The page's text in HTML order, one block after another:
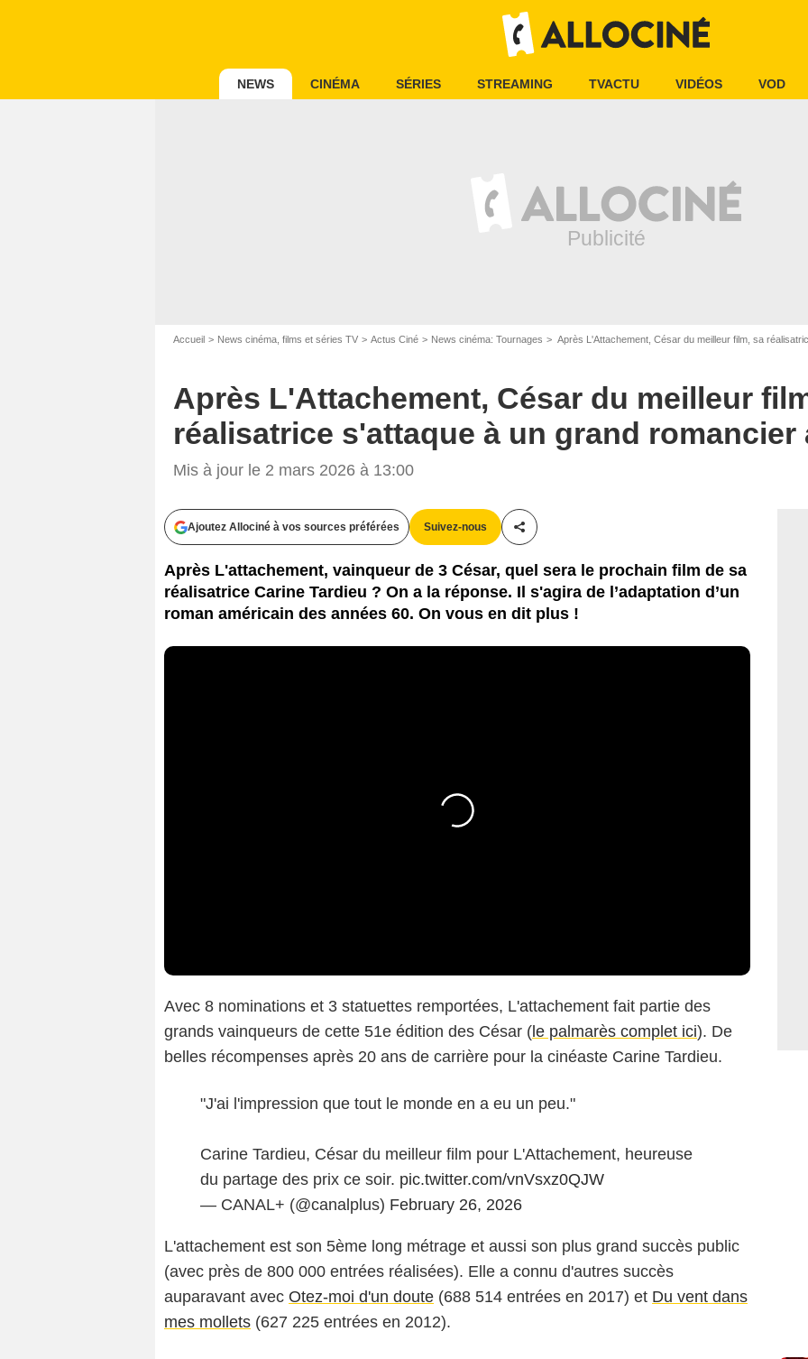
NEWS CINÉMA SÉRIES STREAMING TVACTU VIDÉOS VOD
Accueil News cinéma, films et séries TV Actus Ciné News cinéma: Tournages Après L'Attachement, César du meilleur film, sa
Après L'Attachement, César du meilleur
réalisatrice s'attaque à un grand romancier
Mis à jour le 2 mars 2026 à 13:00
Ajoutez Allociné à vos sources préférées Suivez-nous
Partager cet article
Après L'attachement, vainqueur de 3 César, quel sera le prochain film de sa
réalisatrice Carine Tardieu ? On a la réponse. Il s'agira de l’adaptation d’un
roman américain des années 60. On vous en dit plus !
Avec 8 nominations et 3 statuettes remportées, L'attachement fait partie des
grands vainqueurs de cette 51e édition des César ( le palmarès complet ici). De
belles récompenses après 20 ans de carrière pour la cinéaste Carine Tardieu.
"J'ai l'impression que tout le monde en a eu un peu."
Carine Tardieu, César du meilleur film pour L'Attachement, heureuse
du partage des prix ce soir. pic.twitter.com/vnVsxz0QJW
— CANAL+ (@canalplus) February 26, 2026
L'attachement est son 5ème long métrage et aussi son plus grand succès public
(avec près de 800 000 entrées réalisées). Elle a connu d'autres succès
auparavant avec Otez-moi d'un doute (688 514 entrées en 2017) et Du vent dans
mes mollets (627 225 entrées en 2012).